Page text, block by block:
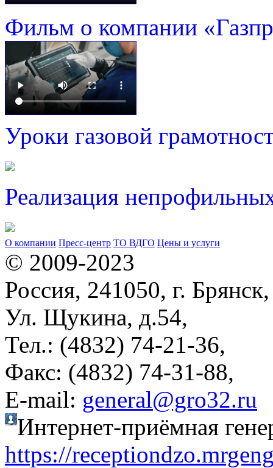
Фильм о компании
Уроки газовой
Реализация
О компании Пресс-центр ТО ВДГО Цены и услуги
© 2009-2023
Россия, 241050, г. Брянск,
Ул. Щукина, д.54,
Тел.: (4832) 74-21-36,
Факс: (4832) 74-31-88,
Е-mail: general@gro32.ru
Интернет-приёмная
https://